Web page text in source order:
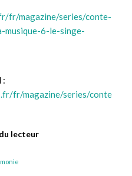
fr/magazine/series/conte-
musique-6-le-singe-
:
fr/magazine/series/conte-
lecteur